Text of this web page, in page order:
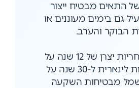
התאים מבטיח ייצור
גם בימים מעוננים או
הבוקר והערב.
שקט נפשי: אחריות יצרן של 12 שנה על
המוצר ואחריות לינארית ל-30 שנה על
מבטיחות השקעה